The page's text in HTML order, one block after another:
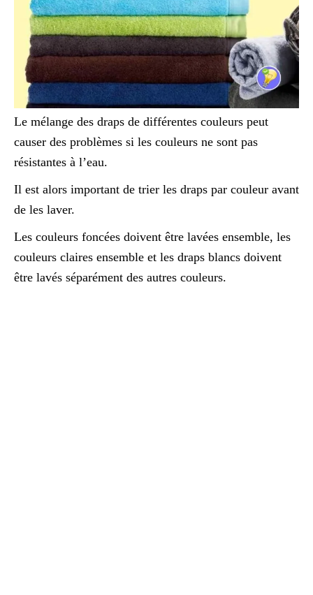
Le mélange des draps de différentes couleurs peut
causer des problèmes si les couleurs ne sont pas
résistantes à l’eau.
Il est alors important de trier les draps par couleur avant
de les laver.
Les couleurs foncées doivent être lavées ensemble, les
couleurs claires ensemble et les draps blancs doivent
être lavés séparément des autres couleurs.